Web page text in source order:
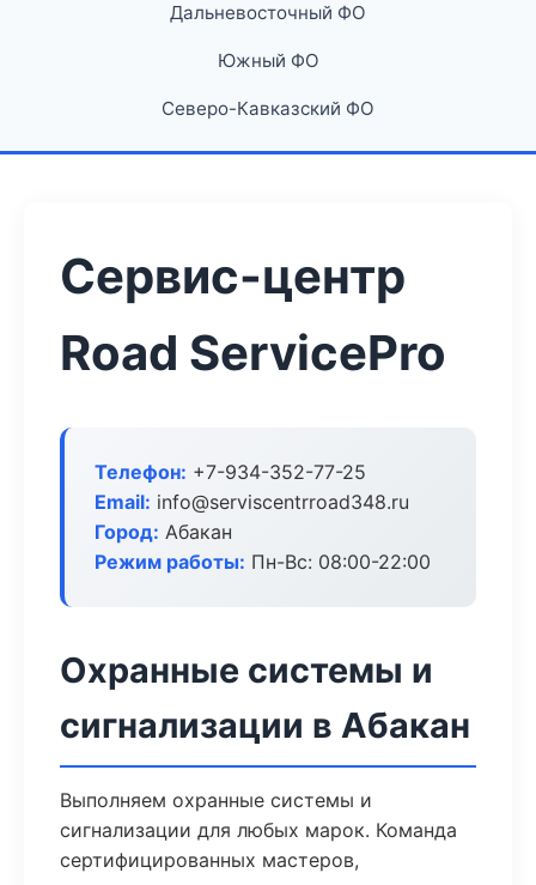
Дальневосточный ФО
Южный ФО
Северо-Кавказский ФО
Сервис-центр
Road ServicePro
Телефон: +7-934-352-77-25
Email: info@serviscentrroad348.ru
Город: Абакан
Режим работы: Пн-Вс: 08:00-22:00
Охранные системы и
сигнализации в Абакан
Выполняем охранные системы и
сигнализации для любых марок. Команда
сертифицированных мастеров,